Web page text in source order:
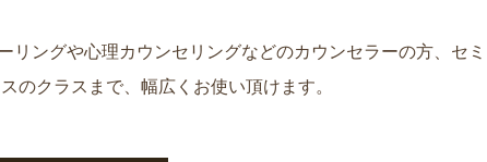
ングや心理カウンセリングなどのカウンセラーの方、セミ
のクラスまで、幅広くお使い頂けます。